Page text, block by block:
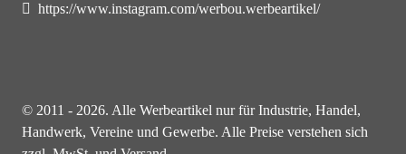
https://www.instagram.com/werbou.werbeartikel/
© 2011 - 2026. Alle Werbeartikel nur für Industrie, Handel,
Handwerk, Vereine und Gewerbe. Alle Preise verstehen sich